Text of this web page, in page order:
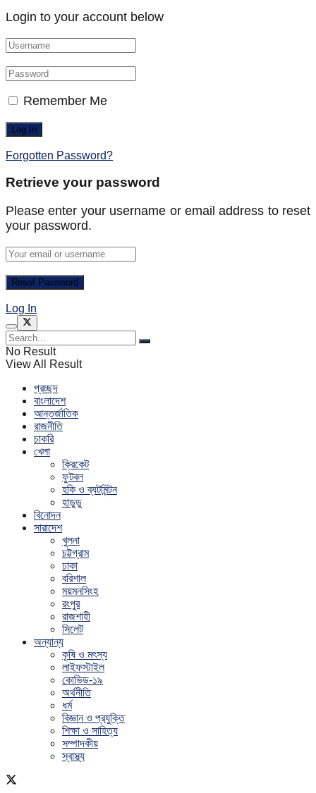
Login to your account below
Remember Me
Forgotten Password?
Retrieve your password
Please enter your username or email address to reset
your password.
Log In
No Result
View All Result
প্রচ্ছদ
বাংলাদেশ
আন্তর্জাতিক
রাজনীতি
চাকরি
খেলা
ক্রিকেট
ফুটবল
হকি ও ব্যটমিন্টন
হাডুডু
বিনোদন
সারাদেশ
খুলনা
চট্টগ্রাম
ঢাকা
বরিশাল
ময়মনসিংহ
রংপুর
রাজশাহী
সিলেট
অন্যান্য
কৃষি ও মৎস্য
লাইফস্টাইল
কোভিড-১৯
অর্থনীতি
ধর্ম
বিজ্ঞান ও প্রযুক্তি
শিক্ষা ও সাহিত্য
সম্পাদকীয়
স্বাস্থ্য